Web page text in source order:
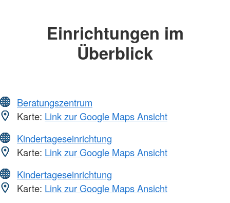
Einrichtungen im
Überblick
Beratungszentrum
Karte: Link zur Google Maps Ansicht
Kindertageseinrichtung
Karte: Link zur Google Maps Ansicht
Kindertageseinrichtung
Karte: Link zur Google Maps Ansicht